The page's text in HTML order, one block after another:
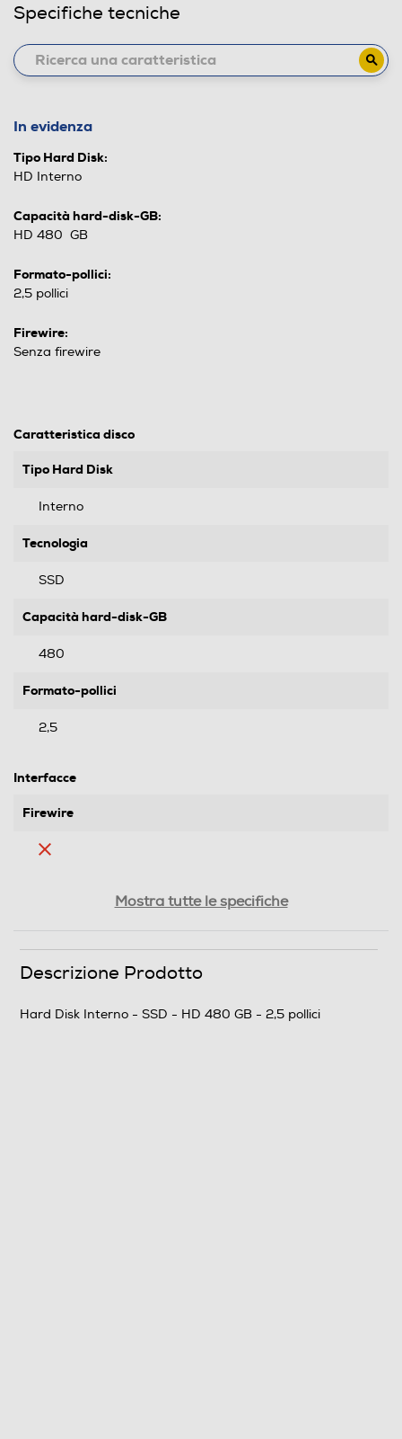
Specifiche tecniche
In evidenza
Tipo Hard Disk:
HD Interno
Capacità hard-disk-GB:
HD 480 GB
Formato-pollici:
2,5 pollici
Firewire:
Senza firewire
Caratteristica disco
Tipo Hard Disk
Interno
Tecnologia
SSD
Capacità hard-disk-GB
480
Formato-pollici
2,5
Interfacce
Firewire
Mostra tutte le specifiche
Descrizione Prodotto
Hard Disk Interno - SSD - HD 480 GB - 2,5 pollici